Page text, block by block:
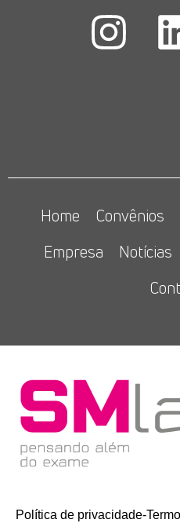
Home Convênios
Empresa
Notícias
Política de privacidade-